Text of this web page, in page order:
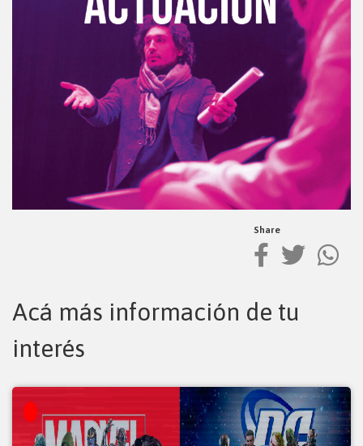
Share
Acá más información de tu
interés